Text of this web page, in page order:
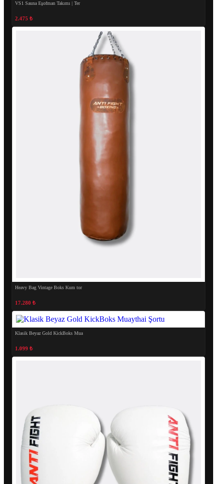
VS1 Sauna Eşofman Takımı | Ter
2.475 ₺
Heavy Bag Vintage Boks Kum tor
17.280 ₺
Klasik Beyaz Gold KickBoks Mua
1.099 ₺